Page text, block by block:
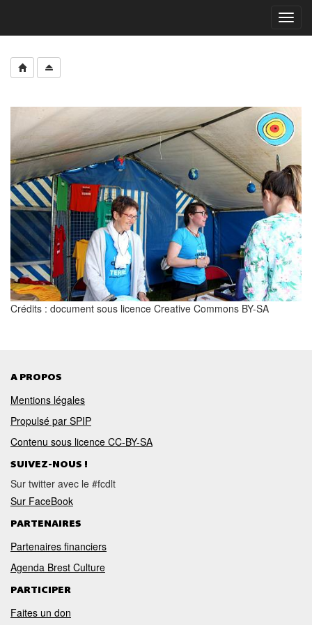
Crédits : document sous licence Creative Commons BY-SA
A PROPOS
Mentions légales
Propulsé par SPIP
Contenu sous licence CC-BY-SA
SUIVEZ-NOUS !
Sur twitter avec le #fcdlt
Sur FaceBook
PARTENAIRES
Partenaires financiers
Agenda Brest Culture
PARTICIPER
Faites un don